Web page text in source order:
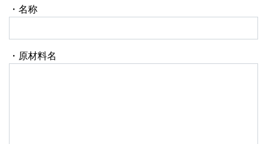
・名称
・原材料名